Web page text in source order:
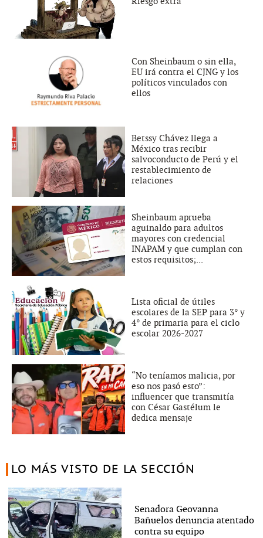
Con Sheinbaum o sin ella,
EU irá contra el CJNG y los
políticos vinculados con
ellos
Betssy Chávez llega a
México tras recibir
salvoconducto de Perú y el
restablecimiento de
relaciones
Sheinbaum aprueba
aguinaldo para adultos
mayores con credencial
INAPAM y que cumplan con
estos requisitos;...
Lista oficial de útiles
escolares de la SEP para 3° y
4° de primaria para el ciclo
escolar 2026-2027
“No teníamos malicia, por
eso nos pasó esto”:
influencer que transmitía
con César Gastélum le
dedica mensaje
LO MÁS VISTO DE LA SECCIÓN
Senadora Geovanna
Bañuelos denuncia atentado
contra su equipo